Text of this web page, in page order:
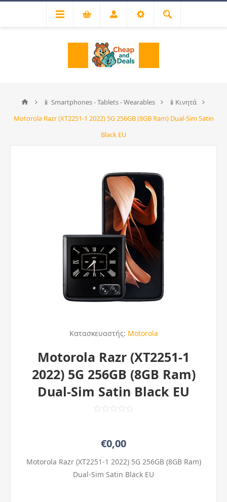
📱 Smartphones - Tablets - Wearables
📱Κινητά
Motorola Razr (XT2251-1 2022) 5G 256GB (8GB Ram) Dual-Sim Satin
Black EU
Κατασκευαστής: Motorola
Motorola Razr (XT2251-1
2022) 5G 256GB (8GB Ram)
Dual-Sim Satin Black EU
€0,00
Motorola Razr (XT2251-1 2022) 5G 256GB (8GB Ram)
Dual-Sim Satin Black EU